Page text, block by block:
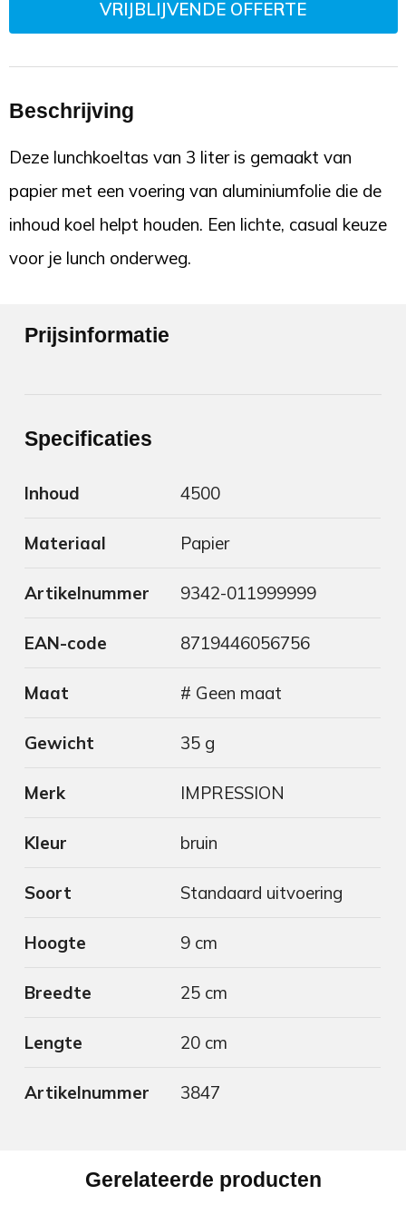
VRIJBLIJVENDE OFFERTE
Beschrijving
Deze lunchkoeltas van 3 liter is gemaakt van
papier met een voering van aluminiumfolie die de
inhoud koel helpt houden. Een lichte, casual keuze
voor je lunch onderweg.
Prijsinformatie
Specificaties
Inhoud 4500
Materiaal Papier
Artikelnummer 9342-011999999
EAN-code 8719446056756
Maat # Geen maat
Gewicht 35 g
Merk IMPRESSION
Kleur bruin
Soort Standaard uitvoering
Hoogte 9 cm
Breedte 25 cm
Lengte 20 cm
Artikelnummer 3847
Gerelateerde producten